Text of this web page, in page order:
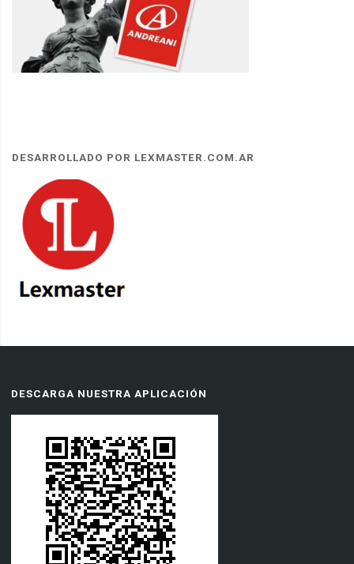
DESARROLLADO POR LEXMASTER.COM.AR
DESCARGA NUESTRA APLICACIÓN